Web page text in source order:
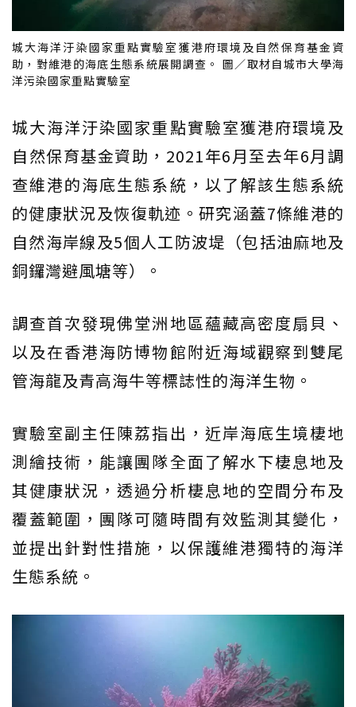
城大海洋汙染國家重點實驗室獲港府環境及自然保育基金資
助，對維港的海底生態系統展開調查。 圖／取材自城市大學海
洋污染國家重點實驗室
城大海洋汙染國家重點實驗室獲港府環境及
自然保育基金資助，2021年6月至去年6月調
查維港的海底生態系統，以了解該生態系統
的健康狀況及恢復軌迹。研究涵蓋7條維港的
自然海岸線及5個人工防波堤（包括油麻地及
銅鑼灣避風塘等）。
調查首次發現佛堂洲地區蘊藏高密度扇貝、
以及在香港海防博物館附近海域觀察到雙尾
管海龍及青高海牛等標誌性的海洋生物。
實驗室副主任陳荔指出，近岸海底生境棲地
測繪技術，能讓團隊全面了解水下棲息地及
其健康狀況，透過分析棲息地的空間分布及
覆蓋範圍，團隊可隨時間有效監測其變化，
並提出針對性措施，以保護維港獨特的海洋
生態系統。